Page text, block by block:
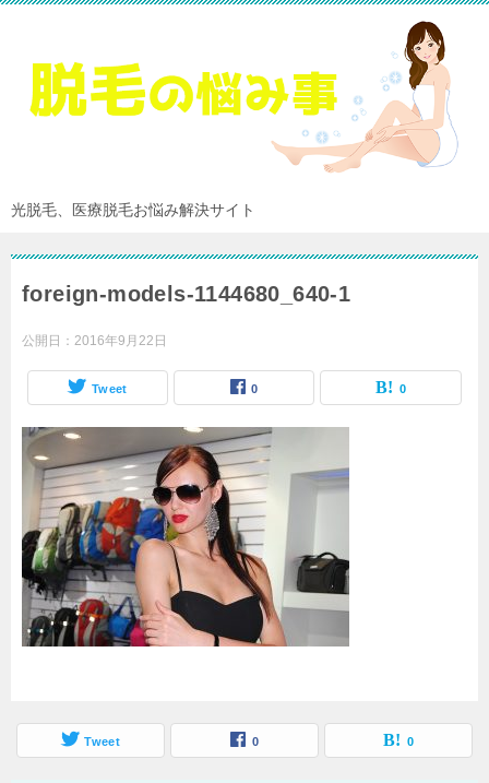
光脱毛、医療脱毛お悩み解決サイト
foreign-models-1144680_640-1
公開日： 2016年9月22日
Tweet 0 0
Tweet 0 0